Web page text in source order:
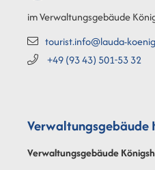
im Verwaltungsgebäude
tourist.info@lauda-
+49 (9343) 501-5332
Verwaltungsgebäude
Verwaltungsgebäude